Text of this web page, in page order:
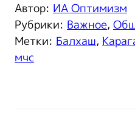
Автор: ИА Оптимизм
Рубрики: Важное,
Метки: Балхаш,
мчс